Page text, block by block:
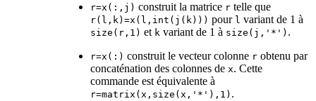
r=x(:,j) construit la matrice r telle que
r(l,k)=x(l,int(j(k))) pour l variant de 1 à
size(r,1) et k variant de 1 à size(j,'*') .
r=x(:) construit le vecteur colonne r obtenu par
concaténation des colonnes de x. Cette
commande est équivalente à
r=matrix(x,size(x,'*'),1) .